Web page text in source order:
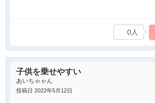
で乗り換えです。発売当時からターボ車を狙
車は不力との評価を見ますが、ターボ車は踏
適快走、モタモタ感は感じられません。内装
〜〜〜〜〜〜〜〜〜〜〜〜〜〜〜〜〜〜内装は
0人
子供を乗せやすい
あいちゃゃん
投稿日 2022年5月12日